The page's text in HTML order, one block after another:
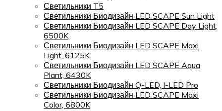
Светильники T5
Светильники Биодизайн LED SCAPE Sun Light
Светильники Биодизайн LED SCAPE Day Light,
6500K
Светильники Биодизайн LED SCAPE Maxi
Light, 6125K
Светильники Биодизайн LED SCAPE Aqua
Plant, 6430K
Светильники Биодизайн Q-LED, I-LED Pro
Светильники Биодизайн LED SCAPE Maxi
Color, 6800K